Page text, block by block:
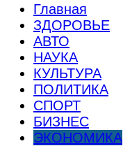
Главная
ЗДОРОВЬЕ
АВТО
НАУКА
КУЛЬТУРА
ПОЛИТИКА
СПОРТ
БИЗНЕС
ЭКОНОМИКА